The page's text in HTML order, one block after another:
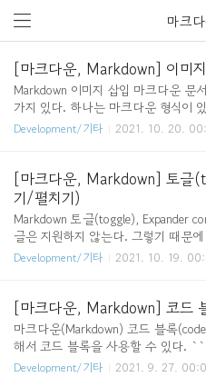
마크
[마크다운, Markdown] 이미
Markdown 이미지 삽입 마크다운 문
가지 있다. 하나는 마크다운 형식이
있다. 아래는 마크다운 형식의 이미지
01RBz7uaesVFC5hG-J4y-
mg 태그를 사용하는 방식이다.
기를 조절할 수 있다. 이미지 크기를
는 것을 추천한다. https://cute..
Development/기타 2021. 10. 20.
[마크다운, Markdown] 토글
기/펼치기)
Markdown 토글(toggle), Expander
글은 지원하지 않는다. 그렇기 때문
을 사용할 수 있다. 이 기능을 제공하
접기/펼치기 안녕 https://
블로그] 마크다운(Markdown) 문법
하기 위한 마크 문법 익히기
Development/기타 2021. 10. 19.
[마크다운, Markdown] 코드
마크다운(Markdown) 코드 블록
해서 코드 블록을 사용할 수 있다.
럭 코드(```) 시작점에 사용하는 언어
Development/기타 2021. 9. 27.